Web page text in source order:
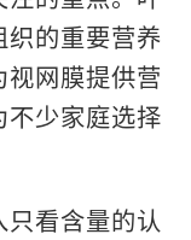
的重要营养
网膜提供营
少家庭选择
看含量的认